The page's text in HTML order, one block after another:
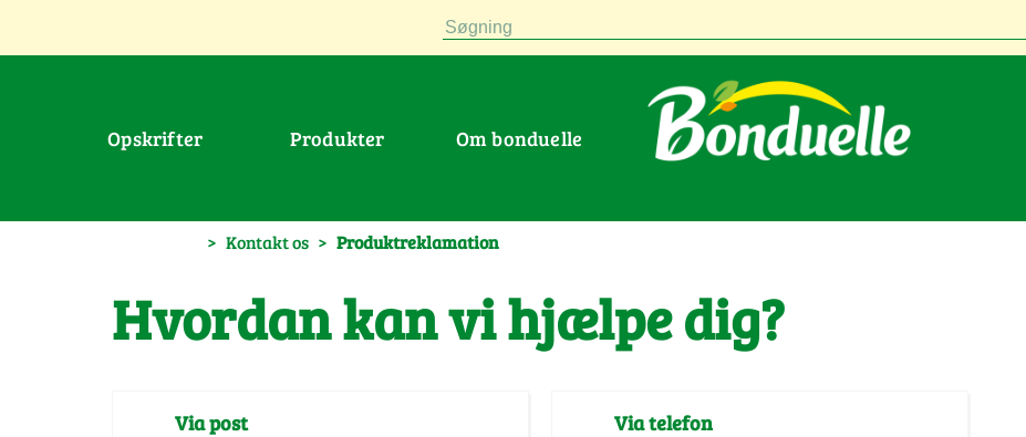
Søgning
Opskrifter Produkter Om bonduelle
> Kontakt os > Produktreklamation
Hvordan kan vi hjælpe dig?
Via post Via telefon